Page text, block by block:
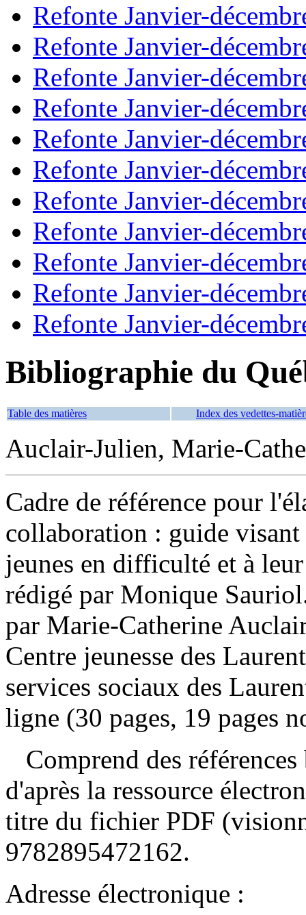
Refonte Janvier-
Refonte Janvier-
Refonte Janvier-
Refonte Janvier-
Refonte Janvier-
Refonte Janvier-
Refonte Janvier-
Refonte Janvier-
Refonte Janvier-
Refonte Janvier-
Refonte Janvier-
Bibliographie du
Table des matières Index des vedettes-
Auclair-Julien, Marie-
Cadre de référence pour
collaboration : guide visant
jeunes en difficulté et à
rédigé par Monique
par Marie-Catherine
Centre jeunesse des
services sociaux des
ligne (30 pages, 19 pages
Comprend des
d'après la ressource
titre du fichier PDF
9782895472162.
Adresse électronique :